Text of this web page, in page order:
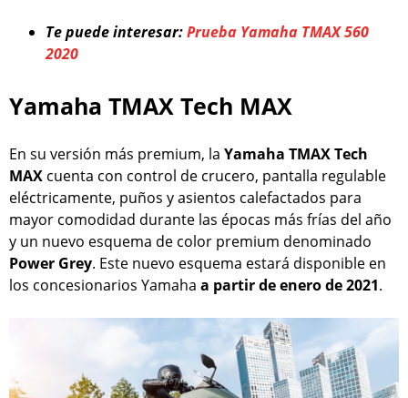
Te puede interesar:Prueba Yamaha TMAX 560
2020
Yamaha TMAX Tech MAX
En su versión más premium, la Yamaha TMAX Tech
MAX cuenta con control de crucero, pantalla regulable
eléctricamente, puños y asientos calefactados para
mayor comodidad durante las épocas más frías del año
y un nuevo esquema de color premium denominado
Power Grey. Este nuevo esquema estará disponible en
los concesionarios Yamaha a partir de enero de 2021.